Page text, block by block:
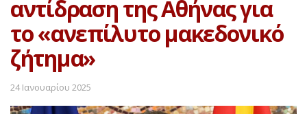
αντίδραση της Αθήνας για
το «ανεπίλυτο μακεδονικό
ζήτημα»
24 Ιανουαρίου 2025